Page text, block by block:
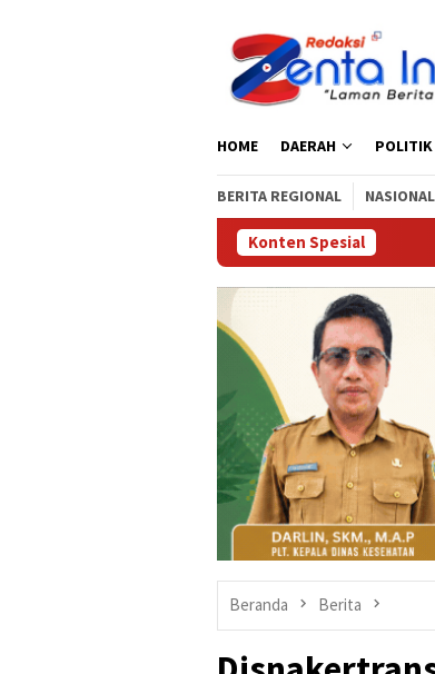
HOME DAERAH POLITIK
BERITA REGIONAL NASIONAL
Konten Spesial
Beranda Berita